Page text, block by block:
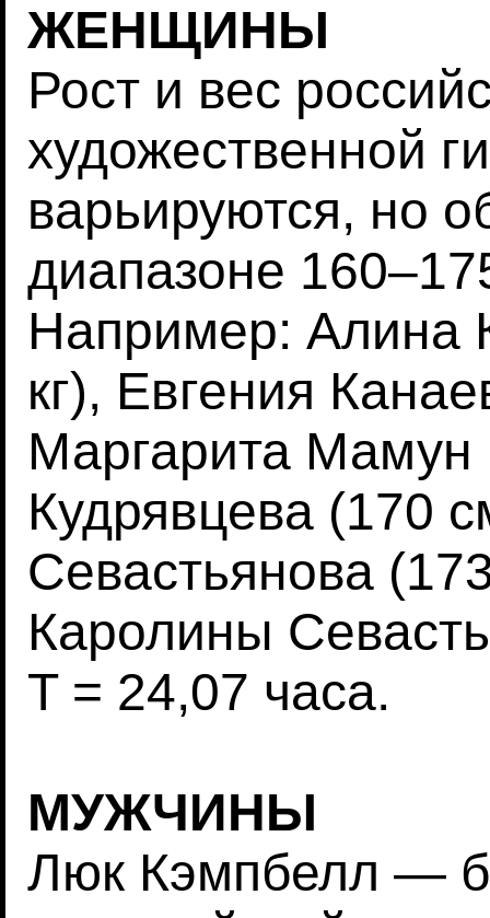
ЖЕНЩИНЫ
Рост и вес
художественной
варьируются, но
диапазоне
Например: Алина
кг), Евгения
Маргарита Мамун
Кудрявцева (170
Севастьянова
Каролины
T = 24,07 часа.
МУЖЧИНЫ
Люк Кэмпбелл —